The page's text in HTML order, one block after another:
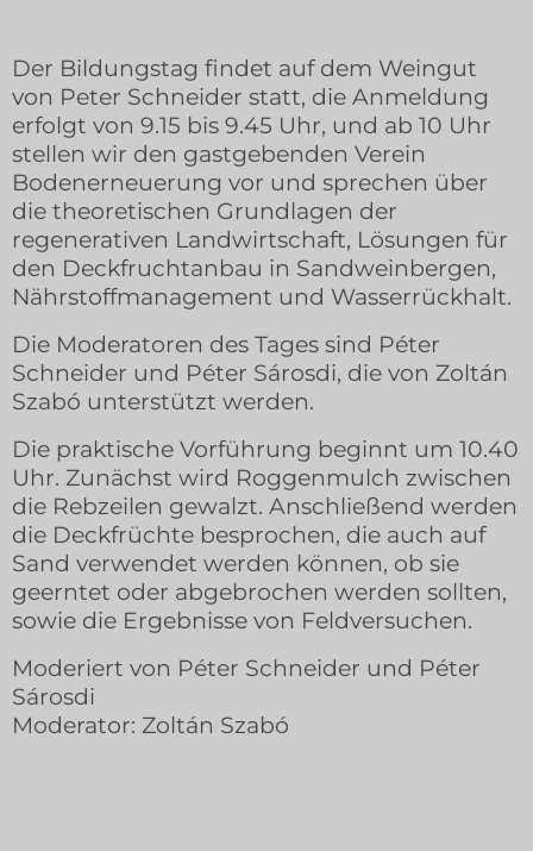
Der Bildungstag findet auf dem Weingut
von Peter Schneider statt, die Anmeldung
erfolgt von 9.15 bis 9.45 Uhr, und ab 10 Uhr
stellen wir den gastgebenden Verein
Bodenerneuerung vor und sprechen über
die theoretischen Grundlagen der
regenerativen Landwirtschaft, Lösungen für
den Deckfruchtanbau in Sandweinbergen,
Nährstoffmanagement und Wasserrückhalt.
Die Moderatoren des Tages sind Péter
Schneider und Péter Sárosdi, die von Zoltán
Szabó unterstützt werden.
Die praktische Vorführung beginnt um 10.40
Uhr. Zunächst wird Roggenmulch zwischen
die Rebzeilen gewalzt. Anschließend werden
die Deckfrüchte besprochen, die auch auf
Sand verwendet werden können, ob sie
geerntet oder abgebrochen werden sollten,
sowie die Ergebnisse von Feldversuchen.
Moderiert von Péter Schneider und Péter
Sárosdi
Moderator: Zoltán Szabó